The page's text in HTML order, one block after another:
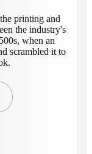
printing and
the industry's
when an
scrambled it to